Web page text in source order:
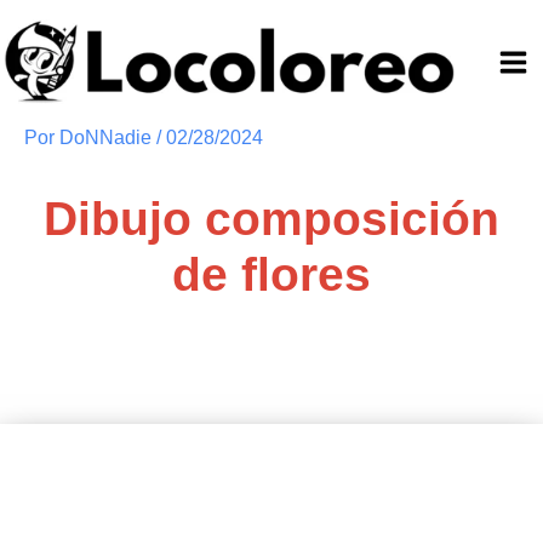
al
contenido
Por DoNNadie /02/28/2024
Dibujo composición
de flores